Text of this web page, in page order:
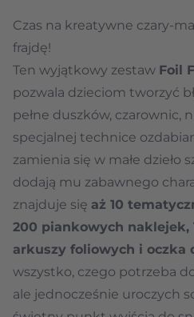
Czas na kreatywne czary-
frajdę!
Ten wyjątkowy zestaw Foil
pozwala dzieciom tworzyć
pełne duszków, czarownic,
specjalnej technice
zamienia się w małe dzieło
dodają mu zabawnego
znajduje się aż 10
200 piankowych naklejek,
arkuszy foliowych i oczka
wszystko, czego potrzeba
ale jednocześnie uroczych